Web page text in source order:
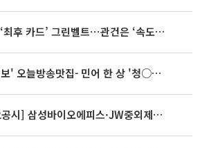
대규모 공급 ‘최후 카드’ 그린벨트⋯관건은 ‘속도’ [주택공급 승부수의 조건]
'2TV 생생정보' 오늘방송맛집- 민어 한 상 '청○○○' vs 전복 한 상 '명○'
[오늘의 주요공시] 삼성바이오에피스·JW중외제약·한미반도체·SK바이오사이언스 등